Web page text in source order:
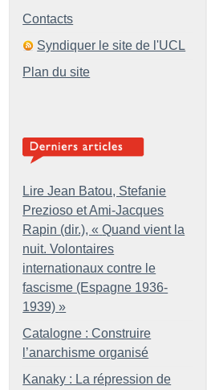
Contacts
Syndiquer le site de l'UCL
Plan du site
Lire Jean Batou, Stefanie
Prezioso et Ami-Jacques
Rapin (dir.), « Quand vient la
nuit. Volontaires
internationaux contre le
fascisme (Espagne 1936-
1939) »
Catalogne : Construire
l’anarchisme organisé
Kanaky : La répression de